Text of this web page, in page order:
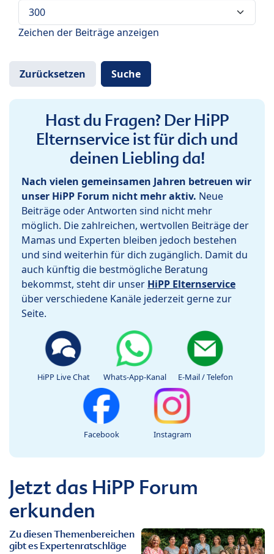
Zeichen der Beiträge anzeigen
Hast du Fragen? Der HiPP
Elternservice ist für dich und
deinen Liebling da!
Nach vielen gemeinsamen Jahren betreuen wir
unser HiPP Forum nicht mehr aktiv. Neue
Beiträge oder Antworten sind nicht mehr
möglich. Die zahlreichen, wertvollen Beiträge der
Mamas und Experten bleiben jedoch bestehen
und sind weiterhin für dich zugänglich. Damit du
auch künftig die bestmögliche Beratung
bekommst, steht dir unser HiPP Elternservice
über verschiedene Kanäle jederzeit gerne zur
Seite.
HiPP Live Chat Whats-App-Kanal E-Mail / Telefon
Facebook Instagram
Jetzt das HiPP Forum
erkunden
Zu diesen Themenbereichen
gibt es Expertenratschläge